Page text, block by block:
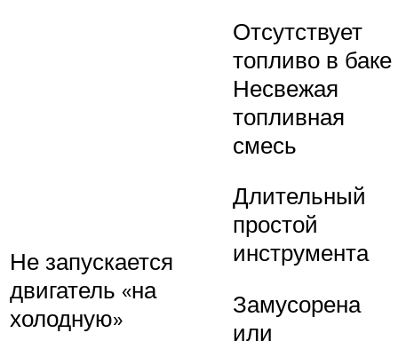
Не запускается
двигатель «на
холодную»
Отсутствует
топливо в баке
Несвежая
топливная
смесь
Длительный
простой
инструмента
Замусорена
или